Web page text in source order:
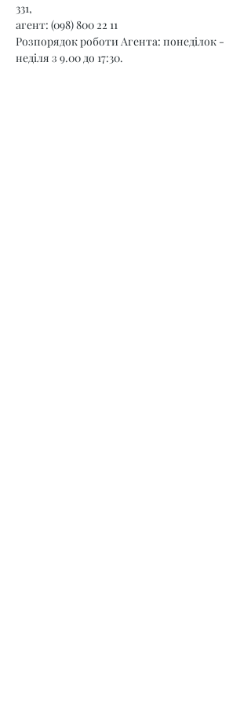
331,
агент: (098) 800 22 11
Розпорядок роботи Агента: понеділок -
неділя з 9.00 до 17:30.